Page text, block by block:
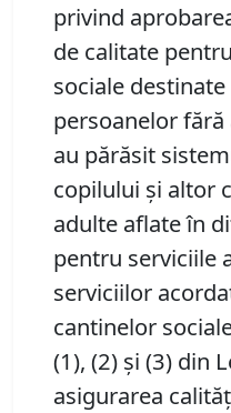
privind
de calitate
sociale
persoanelor
au părăsit
copilului şi altor
adulte aflate în
pentru serviciile
serviciilor
cantinelor
(1), (2) şi (3) din
asigurarea